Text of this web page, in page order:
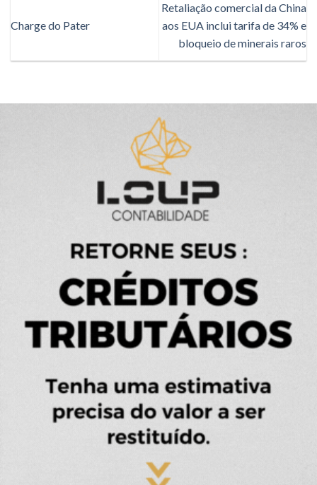
Charge do Pater
Retaliação comercial da China
aos EUA inclui tarifa de 34% e
bloqueio de minerais raros